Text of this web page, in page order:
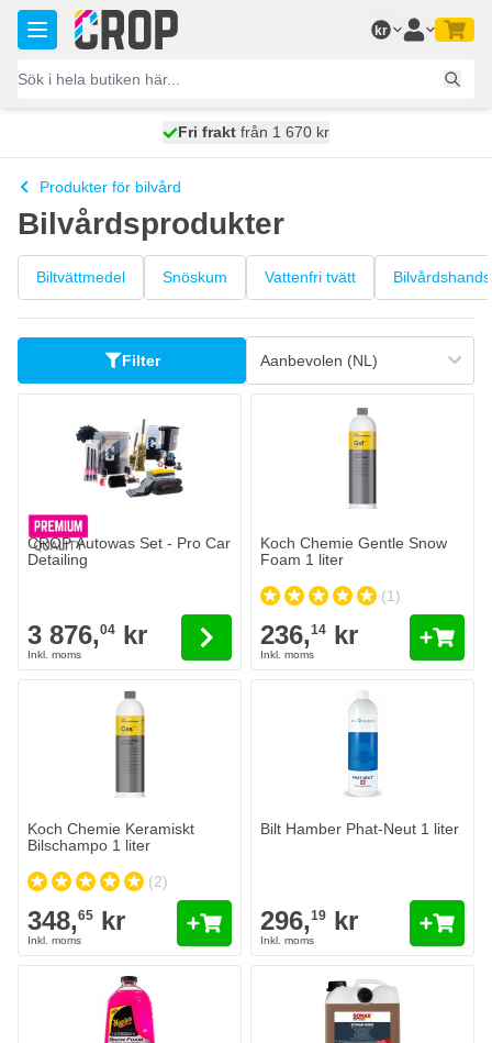
Hoppa till innehållet
kr
skickas idag
Fri frakt från 1 670 kr
100 dagars
Produkter för bilvård
Bilvårdsprodukter
Biltvättmedel Snöskum Vattenfri tvätt
Filter
CROP Autowas Set - Pro Car
Detailing
The price depends on the options chosen on the product page
3 876,04 kr
Koch Chemie Gentle Snow
Foam 1 liter
(1)
236,14 kr
Koch Chemie Keramiskt
Bilschampo 1 liter
(2)
348,65 kr
Bilt Hamber Phat-Neut 1 liter
296,19 kr